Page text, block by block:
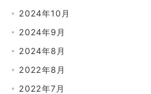
2024年10月
2024年9月
2024年8月
2022年8月
2022年7月